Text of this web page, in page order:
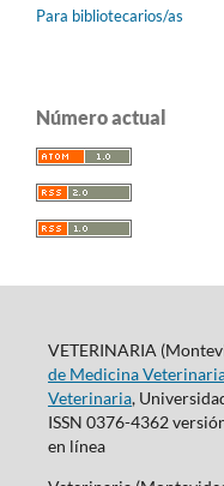
Para bibliotecarios/as
Número actual
VETERINARIA
de Medicina
Veterinaria,
ISSN 0376-4362
en línea